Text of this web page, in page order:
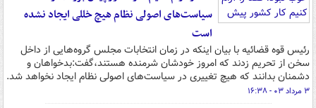
سیاست‌های اصولی نظام هیچ خللی ایجاد نشده
است
رئیس قوه قضائیه با بیان اینکه در زمان انتخابات مجلس گروه‌هایی از داخل
سخن از تحریم زدند که امروز خودشان شرمنده هستند،گفت:بدخواهان و
دشمنان بدانند که هیچ تغییری در سیاست‌های اصولی نظام ایجاد نخواهد شد.
۳ مرداد ۰۳ - ۱۶:۳۸